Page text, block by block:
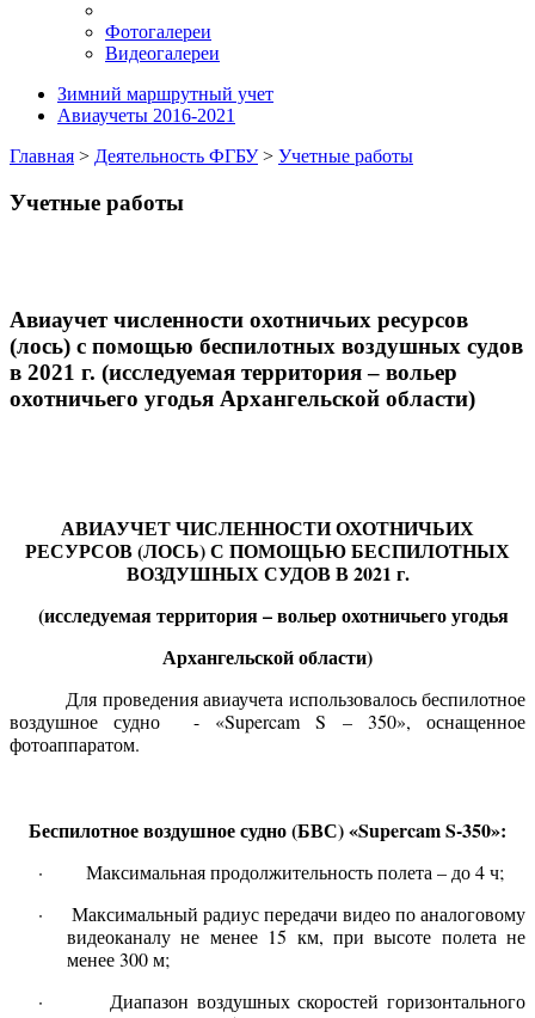
Фотогалереи
Видеогалереи
Зимний маршрутный учет
Авиаучеты 2016-2021
Главная > Деятельность ФГБУ> Учетные работы
Учетные работы
Авиаучет численности охотничьих ресурсов
(лось) с помощью беспилотных воздушных судов
в 2021 г. (исследуемая территория – вольер
охотничьего угодья Архангельской области)
АВИАУЧЕТ ЧИСЛЕННОСТИ ОХОТНИЧЬИХ
РЕСУРСОВ (ЛОСЬ) С ПОМОЩЬЮ БЕСПИЛОТНЫХ
ВОЗДУШНЫХ СУДОВ В 2021 г.
(исследуемая территория – вольер охотничьего угодья
Архангельской области)
Для проведения авиаучета использовалось беспилотное
воздушное судно - «Supercam S – 350», оснащенное
фотоаппаратом.
Беспилотное воздушное судно (БВС) «Supercam S-350»:
· Максимальная продолжительность полета – до 4 ч;
· Максимальный радиус передачи видео по аналоговому
видеоканалу не менее 15 км, при высоте полета не
менее 300 м;
· Диапазон воздушных скоростей горизонтального